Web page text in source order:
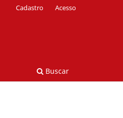
Buscar
Cadastro Acesso